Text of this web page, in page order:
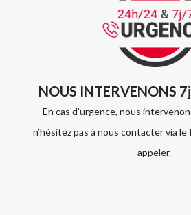
NOUS INTERVENONS
En cas d’urgence, nous
n’hésitez pas à nous contacter via le
appeler.